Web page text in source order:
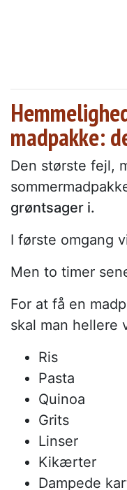
madpakke:
Den største fejl,
grøntsager i.
I første omgang
Men to timer
For at få en
skal man
Ris
Pasta
Quinoa
Grits
Linser
Kikærter
Dampede